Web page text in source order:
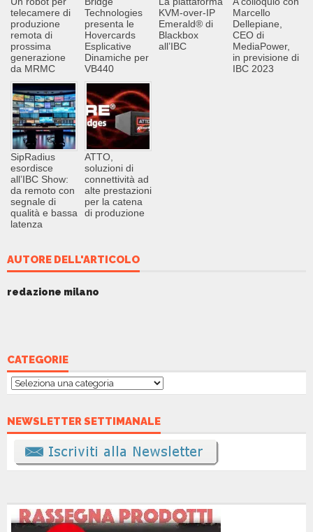
telecamere di
produzione
remota di
prossima
generazione
da MRMC
Technologies
presenta le
Hovercards
Esplicative
Dinamiche per
VB440
KVM-over-IP
Emerald® di
Blackbox
all’IBC
Marcello
Dellepiane,
CEO di
MediaPower,
in previsione di
IBC 2023
SipRadius
esordisce
all’IBC Show:
da remoto con
segnale di
qualità e bassa
latenza
ATTO,
soluzioni di
connettività ad
alte prestazioni
per la catena
di produzione
AUTORE DELL'ARTICOLO
redazione milano
CATEGORIE
Categorie
NEWSLETTER SETTIMANALE